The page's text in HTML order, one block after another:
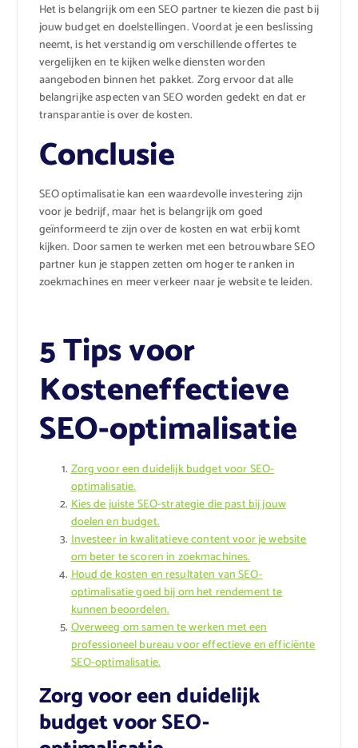
Het is belangrijk om een SEO partner te kiezen die past bij
jouw budget en doelstellingen. Voordat je een beslissing
neemt, is het verstandig om verschillende offertes te
vergelijken en te kijken welke diensten worden
aangeboden binnen het pakket. Zorg ervoor dat alle
belangrijke aspecten van SEO worden gedekt en dat er
transparantie is over de kosten.
Conclusie
SEO optimalisatie kan een waardevolle investering zijn
voor je bedrijf, maar het is belangrijk om goed
geïnformeerd te zijn over de kosten en wat erbij komt
kijken. Door samen te werken met een betrouwbare SEO
partner kun je stappen zetten om hoger te ranken in
zoekmachines en meer verkeer naar je website te leiden.
5 Tips voor
Kosteneffectieve
SEO-optimalisatie
Zorg voor een duidelijk budget voor SEO-
optimalisatie.
Kies de juiste SEO-strategie die past bij jouw
doelen en budget.
Investeer in kwalitatieve content voor je website
om beter te scoren in zoekmachines.
Houd de kosten en resultaten van SEO-
optimalisatie goed bij om het rendement te
kunnen beoordelen.
Overweeg om samen te werken met een
professioneel bureau voor effectieve en efficiënte
SEO-optimalisatie.
Zorg voor een duidelijk
budget voor SEO-